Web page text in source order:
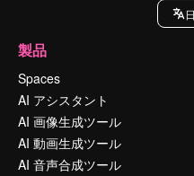
製品
Spaces
AI アシスタント
AI 画像生成ツール
AI 動画生成ツール
AI 音声合成ツール